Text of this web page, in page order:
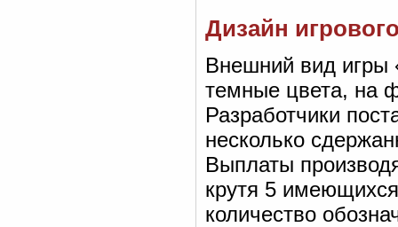
Дизайн
Внешний вид игры
темные цвета, на
Разработчики
несколько
Выплаты
крутя 5
количество